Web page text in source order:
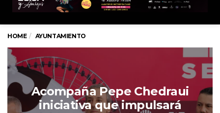
HOME AYUNTAMIENTO
Acompaña Pepe Chedraui
iniciativa que impulsará